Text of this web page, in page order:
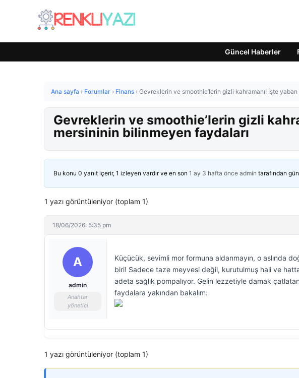
Güncel Haberler
Ana sayfa › Forumlar › Finans › Gevreklerin ve smoothie’lerin gizli kahramanı! İşte
Gevreklerin ve smoothie’lerin gizli
mersininin bilinmeyen faydaları
Bu konu 0 yanıt içerir, 1 izleyen vardır ve en son 1 ay 3 hafta önce admin tarafından
1 yazı görüntüleniyor (toplam 1)
18/06/2026: 5:35 pm
A
admin
Anahtar
yönetici
Küçücük, sevimli mor formuna aldanmayın, o aslında
biri! Sadece taze meyvesi değil, kurutulmuş hali ve
adeta sağlık pompalıyor. Gelin lezzetiyle damak
faydalara yakından bakalım:
1 yazı görüntüleniyor (toplam 1)